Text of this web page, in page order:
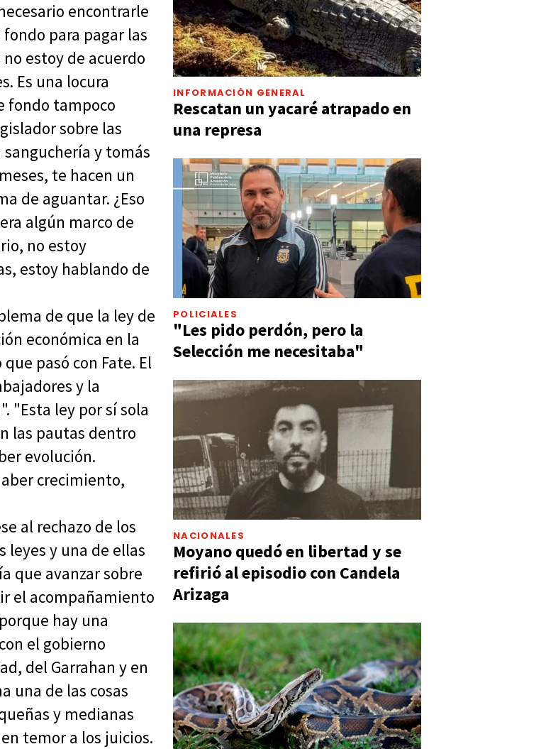
encontrarle
para pagar las
estoy de acuerdo
Es una locura
fondo tampoco
sobre las
y tomás
te hacen un
de aguantar. ¿Eso
algún marco de
no estoy
estoy hablando de
de que la ley de
económica en la
pasó con Fate. El
y la
"Esta ley por sí sola
las pautas dentro
evolución.
crecimiento,
al rechazo de los
leyes y una de ellas
que avanzar sobre
el acompañamiento
hay una
el gobierno
del Garrahan y en
una de las cosas
y medianas
temor a los juicios.
INFORMACIÓN GENERAL
Rescatan un yacaré atrapado en
una represa
POLICIALES
"Les pido perdón, pero la
Selección me necesitaba"
NACIONALES
Moyano quedó en libertad y se
refirió al episodio con Candela
Arizaga